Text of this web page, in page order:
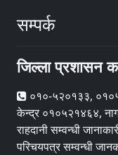
सम्पर्क
जिल्ला प्रशासन
०१०-५२०१३३,
केन्द्र ०१०५२१४६४,
राहदानी सम्वन्धी
परिचयपत्र सम्वन्धी